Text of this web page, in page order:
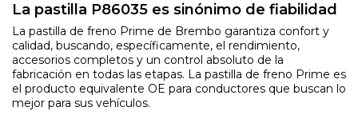
La pastilla P86035 es sinónimo de fiabilidad
La pastilla de freno Prime de Brembo garantiza confort y
calidad, buscando, específicamente, el rendimiento,
accesorios completos y un control absoluto de la
fabricación en todas las etapas. La pastilla de freno Prime es
el producto equivalente OE para conductores que buscan lo
mejor para sus vehículos.